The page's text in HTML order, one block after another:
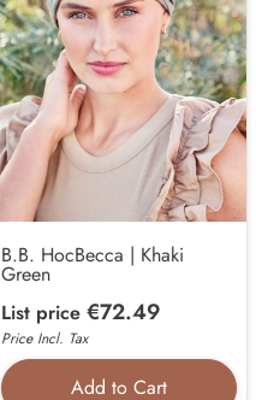
B.B. HocBecca | Khaki
Green
List price €72.49
Price Incl. Tax
Add to Cart